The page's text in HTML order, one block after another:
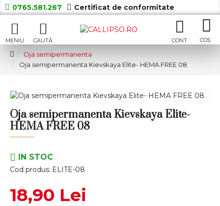
0765.581.267 Certificat de conformitate
Oja semipermanenta
Oja semipermanenta Kievskaya Elite- HEMA FREE 08
Oja semipermanenta Kievskaya Elite-
HEMA FREE 08
IN STOC
Cod produs: ELITE-08
18,90 Lei